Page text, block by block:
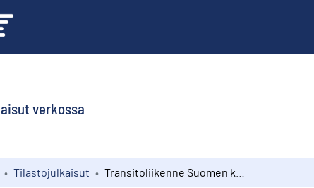
verkossa
Tilastojulkaisut